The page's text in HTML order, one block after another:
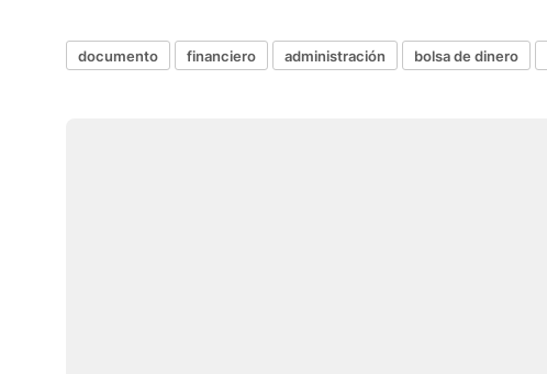
documento financiero administración bolsa de dinero